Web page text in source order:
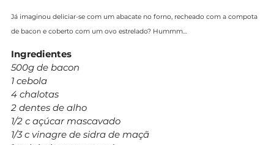
Já imaginou deliciar-se com um abacate no forno, recheado com a compota
de bacon e coberto com um ovo estrelado? Hummm…
Ingredientes
500g de bacon
1 cebola
4 chalotas
2 dentes de alho
1/2 c açúcar mascavado
1/3 c vinagre de sidra de maçã